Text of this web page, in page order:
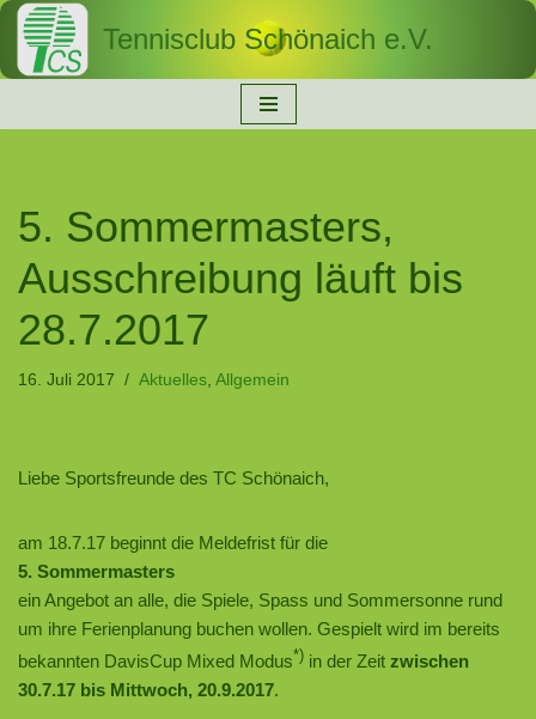
Zum
Tennisclub Schönaich e.V.
5. Sommermasters,
Ausschreibung läuft bis
28.7.2017
16. Juli 2017 Aktuelles, Allgemein
Liebe Sportsfreunde des TC Schönaich,
am 18.7.17 beginnt die Meldefrist für die
5. Sommermasters
ein Angebot an alle, die Spiele, Spass und Sommersonne rund
um ihre Ferienplanung buchen wollen. Gespielt wird im bereits
bekannten DavisCup Mixed Modus*) in der Zeit zwischen
30.7.17 bis Mittwoch, 20.9.2017.